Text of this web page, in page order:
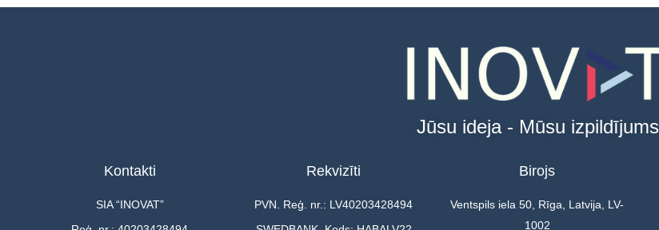
Jūsu ideja - Mūsu izpildījums
Kontakti
SIA “INOVAT”
Rekvizīti
PVN. Reģ. nr.: LV40203428494
Birojs
Ventspils iela 50, Rīga, Latvija, LV-
1002